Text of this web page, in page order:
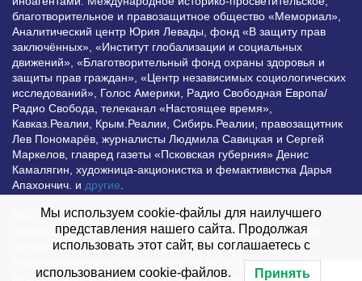
благотворительное и правозащитное общество «Мемориал»,
Аналитический центр Юрия Левады, фонд «В защиту прав
заключённых», «Институт глобализации и социальных
движений», «Благотворительный фонд охраны здоровья и
защиты прав граждан», «Центр независимых социологических
исследований», Голос Америки, Радио Свободная Европа/
Радио Свобода, телеканал «Настоящее время»,
Кавказ.Реалии, Крым.Реалии, Сибирь.Реалии, правозащитник
Лев Пономарёв, журналисты Людмила Савицкая и Сергей
Маркелов, главред газеты «Псковская губерния» Денис
Камалягин, художница-акционистка и фемактивистка Дарья
Апахончич. и другие
Все права защищены и охраняются законом. Любое
использование материалов сайта допустимо при условии
наличия активной гиперссылки на Vesti.UZ.
Редакция не несет ответственности за достоверность
информации, опубликованной в рекламных объявлениях.
Мы используем cookie-файлы для наилучшего
представления нашего сайта. Продолжая
использовать этот сайт, вы соглашаетесь с
использованием cookie-файлов. Принять